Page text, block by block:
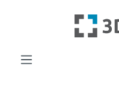
Zum Hauptinhalt springen